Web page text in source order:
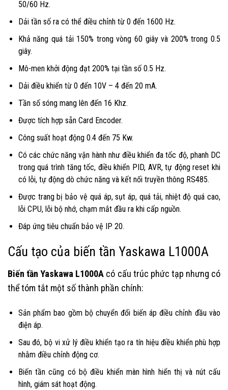
50/60 Hz.
Dải tần số ra có thể điều chỉnh từ 0 đến 1600 Hz.
Khả năng quá tải 150% trong vòng 60 giây và 200% trong 0.5
giây.
Mô-men khởi động đạt 200% tại tần số 0.5 Hz.
Dải điều khiển từ 0 đến 10V – 4 đến 20 mA.
Tần số sóng mang lên đến 16 Khz.
Được tích hợp sẵn Card Encoder.
Công suất hoạt động 0.4 đến 75 Kw.
Có các chức năng vận hành như điều khiển đa tốc độ, phanh DC
trong quá trình tăng tốc, điều khiển PID, AVR, tự động reset khi
có lỗi, tự động dò chức năng và kết nối truyền thông RS485.
Được trang bị bảo vệ quá áp, sụt áp, quá tải, nhiệt độ quá cao,
lỗi CPU, lỗi bộ nhớ, chạm mắt đầu ra khi cấp nguồn.
Đáp ứng tiêu chuẩn bảo vệ IP 20.
Cấu tạo của biến tần Yaskawa L1000A
Biến tần Yaskawa L1000A có cấu trúc phức tạp nhưng có
thể tóm tắt một số thành phần chính:
Sản phẩm bao gồm bộ chuyển đổi biến áp điều chỉnh đầu vào
điện áp.
Sau đó, bộ vi xử lý điều khiển tạo ra tín hiệu điều khiển phù hợp
nhằm điều chỉnh động cơ.
Biến tần cũng có bộ điều khiển màn hình hiển thị và nút cấu
hình, giám sát hoạt động.